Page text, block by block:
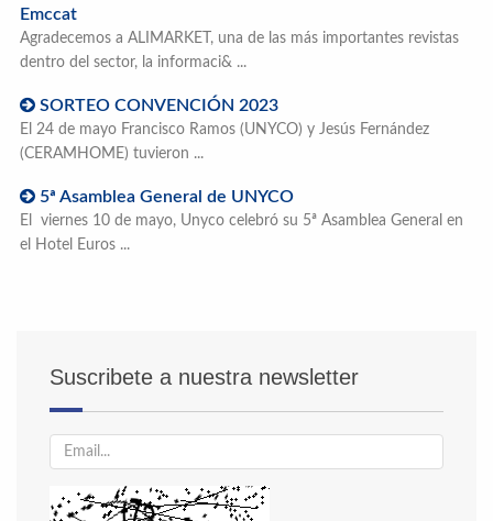
Emccat
Agradecemos a ALIMARKET, una de las más importantes revistas
dentro del sector, la informaci& ...
SORTEO CONVENCIÓN 2023
El 24 de mayo Francisco Ramos (UNYCO) y Jesús Fernández
(CERAMHOME) tuvieron ...
5ª Asamblea General de UNYCO
El viernes 10 de mayo, Unyco celebró su 5ª Asamblea General en
el Hotel Euros ...
Suscribete a nuestra newsletter